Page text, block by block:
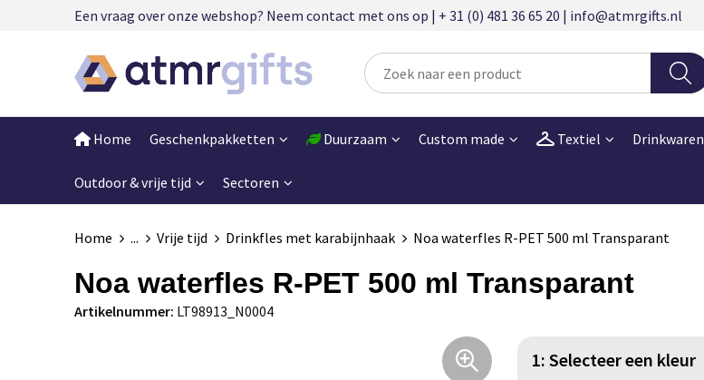
Een vraag over onze webshop? Neem contact met ons op | + 31 (0) 481 36 65 20 | info@atmrgifts.nl
Home Geschenkpakketten Duurzaam Custom made Textiel Drinkwaren
Outdoor & vrije tijd Sectoren
Home ... Vrije tijd Drinkfles met karabijnhaak Noa waterfles R-PET 500 ml Transparant
Noa waterfles R-PET 500 ml Transparant
Artikelnummer: LT98913_N0004
1: Selecteer een kleur